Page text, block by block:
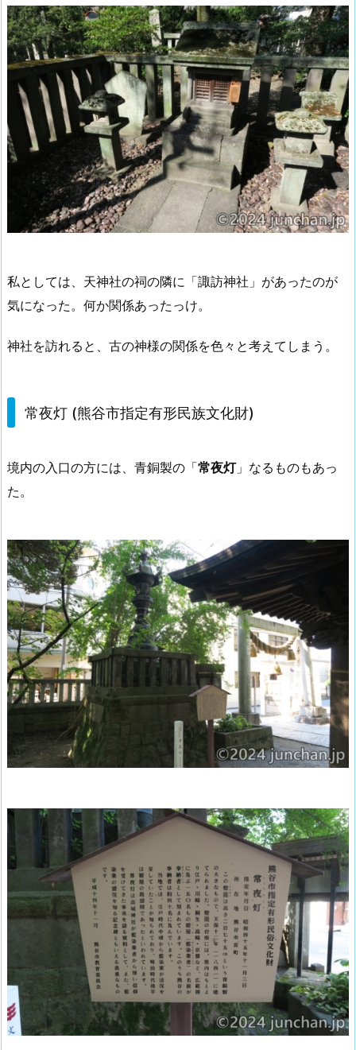
私としては、天神社の祠の隣に「諏訪神社」があったのが
気になった。何か関係あったっけ。
神社を訪れると、古の神様の関係を色々と考えてしまう。
常夜灯 (熊谷市指定有形民族文化財)
境内の入口の方には、青銅製の「常夜灯」なるものもあっ
た。